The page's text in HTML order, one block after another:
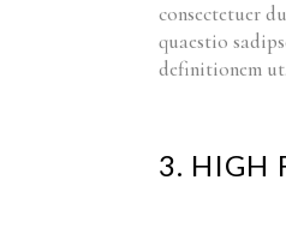
consectetuer
quaestio
definitionem ut.
3. HIGH